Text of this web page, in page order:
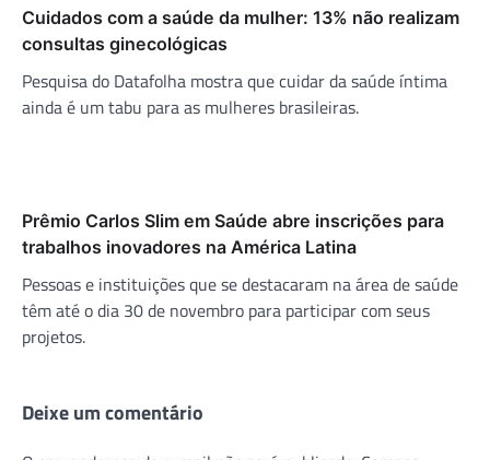
Cuidados com a saúde da mulher: 13% não realizam
consultas ginecológicas
Pesquisa do Datafolha mostra que cuidar da saúde íntima
ainda é um tabu para as mulheres brasileiras.
Prêmio Carlos Slim em Saúde abre inscrições para
trabalhos inovadores na América Latina
Pessoas e instituições que se destacaram na área de saúde
têm até o dia 30 de novembro para participar com seus
projetos.
Deixe um comentário